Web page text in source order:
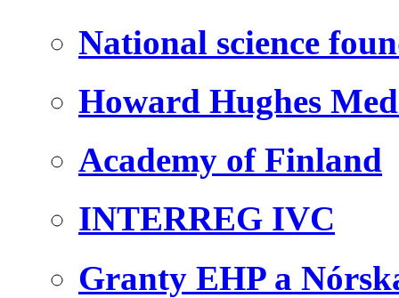
National science
Howard Hughes
Academy of Finland
INTERREG IVC
Granty EHP a